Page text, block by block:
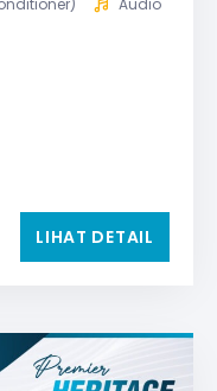
Audio
dll)
LIHAT DETAIL